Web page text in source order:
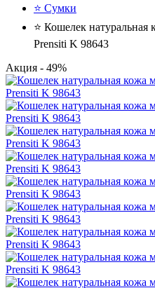
⭐ Сумки
⭐ Кошелек
Prensiti K 98643
Акция - 49%